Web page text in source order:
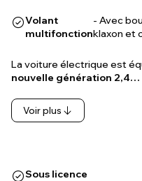
Volant
multifonction
- Avec
klaxon et
La voiture électrique est
nouvelle génération 2,4…
Voir plus
Sous licence